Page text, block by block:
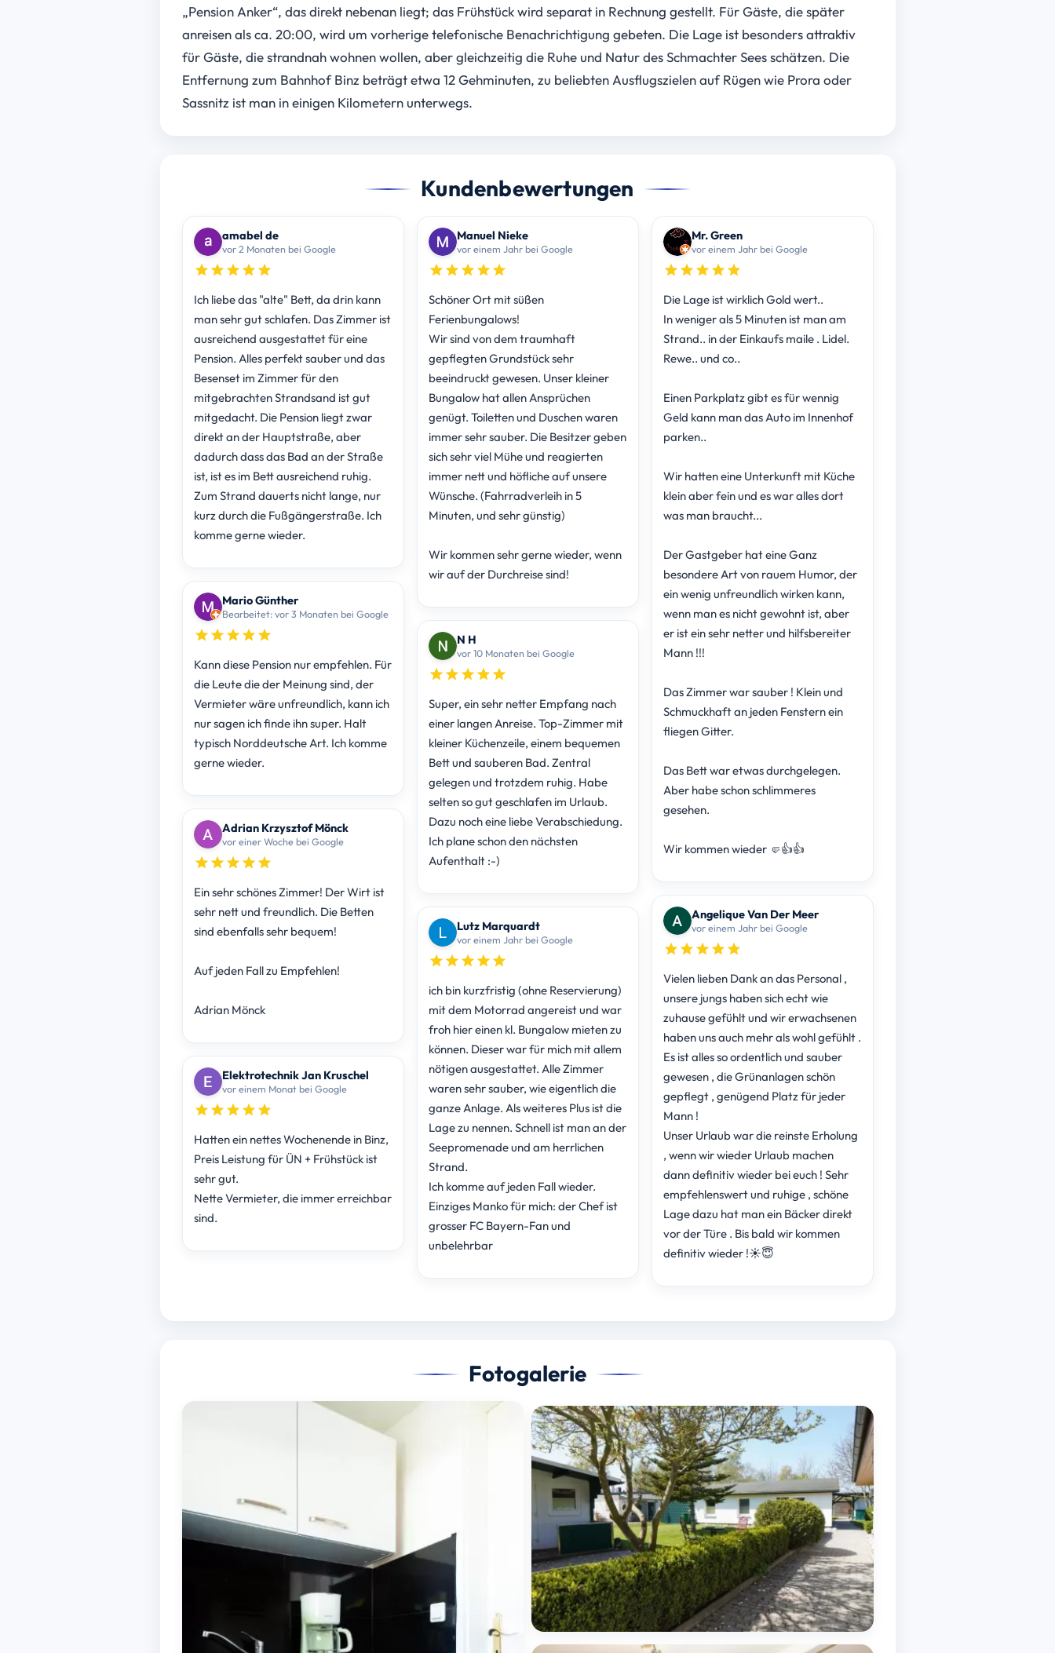
„Pension Anker“, das direkt nebenan liegt; das Frühstück wird separat in Rechnung gestellt. Für Gäste, die später
anreisen als ca. 20:00, wird um vorherige telefonische Benachrichtigung gebeten. Die Lage ist besonders attraktiv
für Gäste, die strandnah wohnen wollen, aber gleichzeitig die Ruhe und Natur des Schmachter Sees schätzen. Die
Entfernung zum Bahnhof Binz beträgt etwa 12 Gehminuten, zu beliebten Ausflugszielen auf Rügen wie Prora oder
Sassnitz ist man in einigen Kilometern unterwegs.
Kundenbewertungen
amabel de
vor 2 Monaten bei Google
Ich liebe das "alte" Bett, da drin kann
man sehr gut schlafen. Das Zimmer ist
ausreichend ausgestattet für eine
Pension. Alles perfekt sauber und das
Besenset im Zimmer für den
mitgebrachten Strandsand ist gut
mitgedacht. Die Pension liegt zwar
direkt an der Hauptstraße, aber
dadurch dass das Bad an der Straße
ist, ist es im Bett ausreichend ruhig.
Zum Strand dauerts nicht lange, nur
kurz durch die Fußgängerstraße. Ich
komme gerne wieder.
Mario Günther
Bearbeitet: vor 3 Monaten bei Google
Kann diese Pension nur empfehlen. Für
die Leute die der Meinung sind, der
Vermieter wäre unfreundlich, kann ich
nur sagen ich finde ihn super. Halt
typisch Norddeutsche Art. Ich komme
gerne wieder.
Adrian Krzysztof Mönck
vor einer Woche bei Google
Ein sehr schönes Zimmer! Der Wirt ist
sehr nett und freundlich. Die Betten
sind ebenfalls sehr bequem!
Auf jeden Fall zu Empfehlen!
Adrian Mönck
Elektrotechnik Jan Kruschel
vor einem Monat bei Google
Hatten ein nettes Wochenende in Binz,
Preis Leistung für ÜN + Frühstück ist
sehr gut.
Nette Vermieter, die immer erreichbar
sind.
Manuel Nieke
vor einem Jahr bei Google
Schöner Ort mit süßen
Ferienbungalows!
Wir sind von dem traumhaft
gepflegten Grundstück sehr
beeindruckt gewesen. Unser kleiner
Bungalow hat allen Ansprüchen
genügt. Toiletten und Duschen waren
immer sehr sauber. Die Besitzer geben
sich sehr viel Mühe und reagierten
immer nett und höfliche auf unsere
Wünsche. (Fahrradverleih in 5
Minuten, und sehr günstig)
Wir kommen sehr gerne wieder, wenn
wir auf der Durchreise sind!
N H
vor 10 Monaten bei Google
Super, ein sehr netter Empfang nach
einer langen Anreise. Top-Zimmer mit
kleiner Küchenzeile, einem bequemen
Bett und sauberen Bad. Zentral
gelegen und trotzdem ruhig. Habe
selten so gut geschlafen im Urlaub.
Dazu noch eine liebe Verabschiedung.
Ich plane schon den nächsten
Aufenthalt :-)
Lutz Marquardt
vor einem Jahr bei Google
ich bin kurzfristig (ohne Reservierung)
mit dem Motorrad angereist und war
froh hier einen kl. Bungalow mieten zu
können. Dieser war für mich mit allem
nötigen ausgestattet. Alle Zimmer
waren sehr sauber, wie eigentlich die
ganze Anlage. Als weiteres Plus ist die
Lage zu nennen. Schnell ist man an der
Seepromenade und am herrlichen
Strand.
Ich komme auf jeden Fall wieder.
Einziges Manko für mich: der Chef ist
grosser FC Bayern-Fan und
unbelehrbar
Mr. Green
vor einem Jahr bei Google
Die Lage ist wirklich Gold wert..
In weniger als 5 Minuten ist man am
Strand.. in der Einkaufs maile . Lidel.
Rewe.. und co..
Einen Parkplatz gibt es für wennig
Geld kann man das Auto im Innenhof
parken..
Wir hatten eine Unterkunft mit Küche
klein aber fein und es war alles dort
was man braucht...
Der Gastgeber hat eine Ganz
besondere Art von rauem Humor, der
ein wenig unfreundlich wirken kann,
wenn man es nicht gewohnt ist, aber
er ist ein sehr netter und hilfsbereiter
Mann !!!
Das Zimmer war sauber ! Klein und
Schmuckhaft an jeden Fenstern ein
fliegen Gitter.
Das Bett war etwas durchgelegen.
Aber habe schon schlimmeres
gesehen.
Wir kommen wieder 🤛👍👍
Angelique Van Der Meer
vor einem Jahr bei Google
Vielen lieben Dank an das Personal ,
unsere jungs haben sich echt wie
zuhause gefühlt und wir erwachsenen
haben uns auch mehr als wohl gefühlt .
Es ist alles so ordentlich und sauber
gewesen , die Grünanlagen schön
gepflegt , genügend Platz für jeder
Mann !
Unser Urlaub war die reinste Erholung
, wenn wir wieder Urlaub machen
dann definitiv wieder bei euch ! Sehr
empfehlenswert und ruhige , schöne
Lage dazu hat man ein Bäcker direkt
vor der Türe . Bis bald wir kommen
definitiv wieder !☀️😇
Fotogalerie